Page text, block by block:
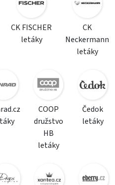
CK FISCHER
letáky
CK
Neckermann
letáky
COOP
družstvo
HB
letáky
Čedok
letáky